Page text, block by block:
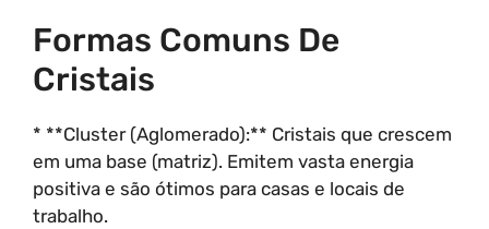
Formas Comuns De
Cristais
* **Cluster (Aglomerado):** Cristais que crescem
em uma base (matriz). Emitem vasta energia
positiva e são ótimos para casas e locais de
trabalho.